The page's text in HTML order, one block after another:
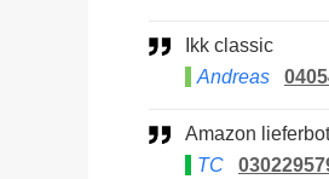
Ikk classic
Andreas
Amazon
TC